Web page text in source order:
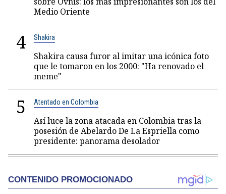
Medio Oriente
4 Shakira
Shakira causa furor al imitar una icónica foto
que le tomaron en los 2000: "Ha renovado el
meme"
5 Atentado en Colombia
Así luce la zona atacada en Colombia tras la
posesión de Abelardo De La Espriella como
presidente: panorama desolador